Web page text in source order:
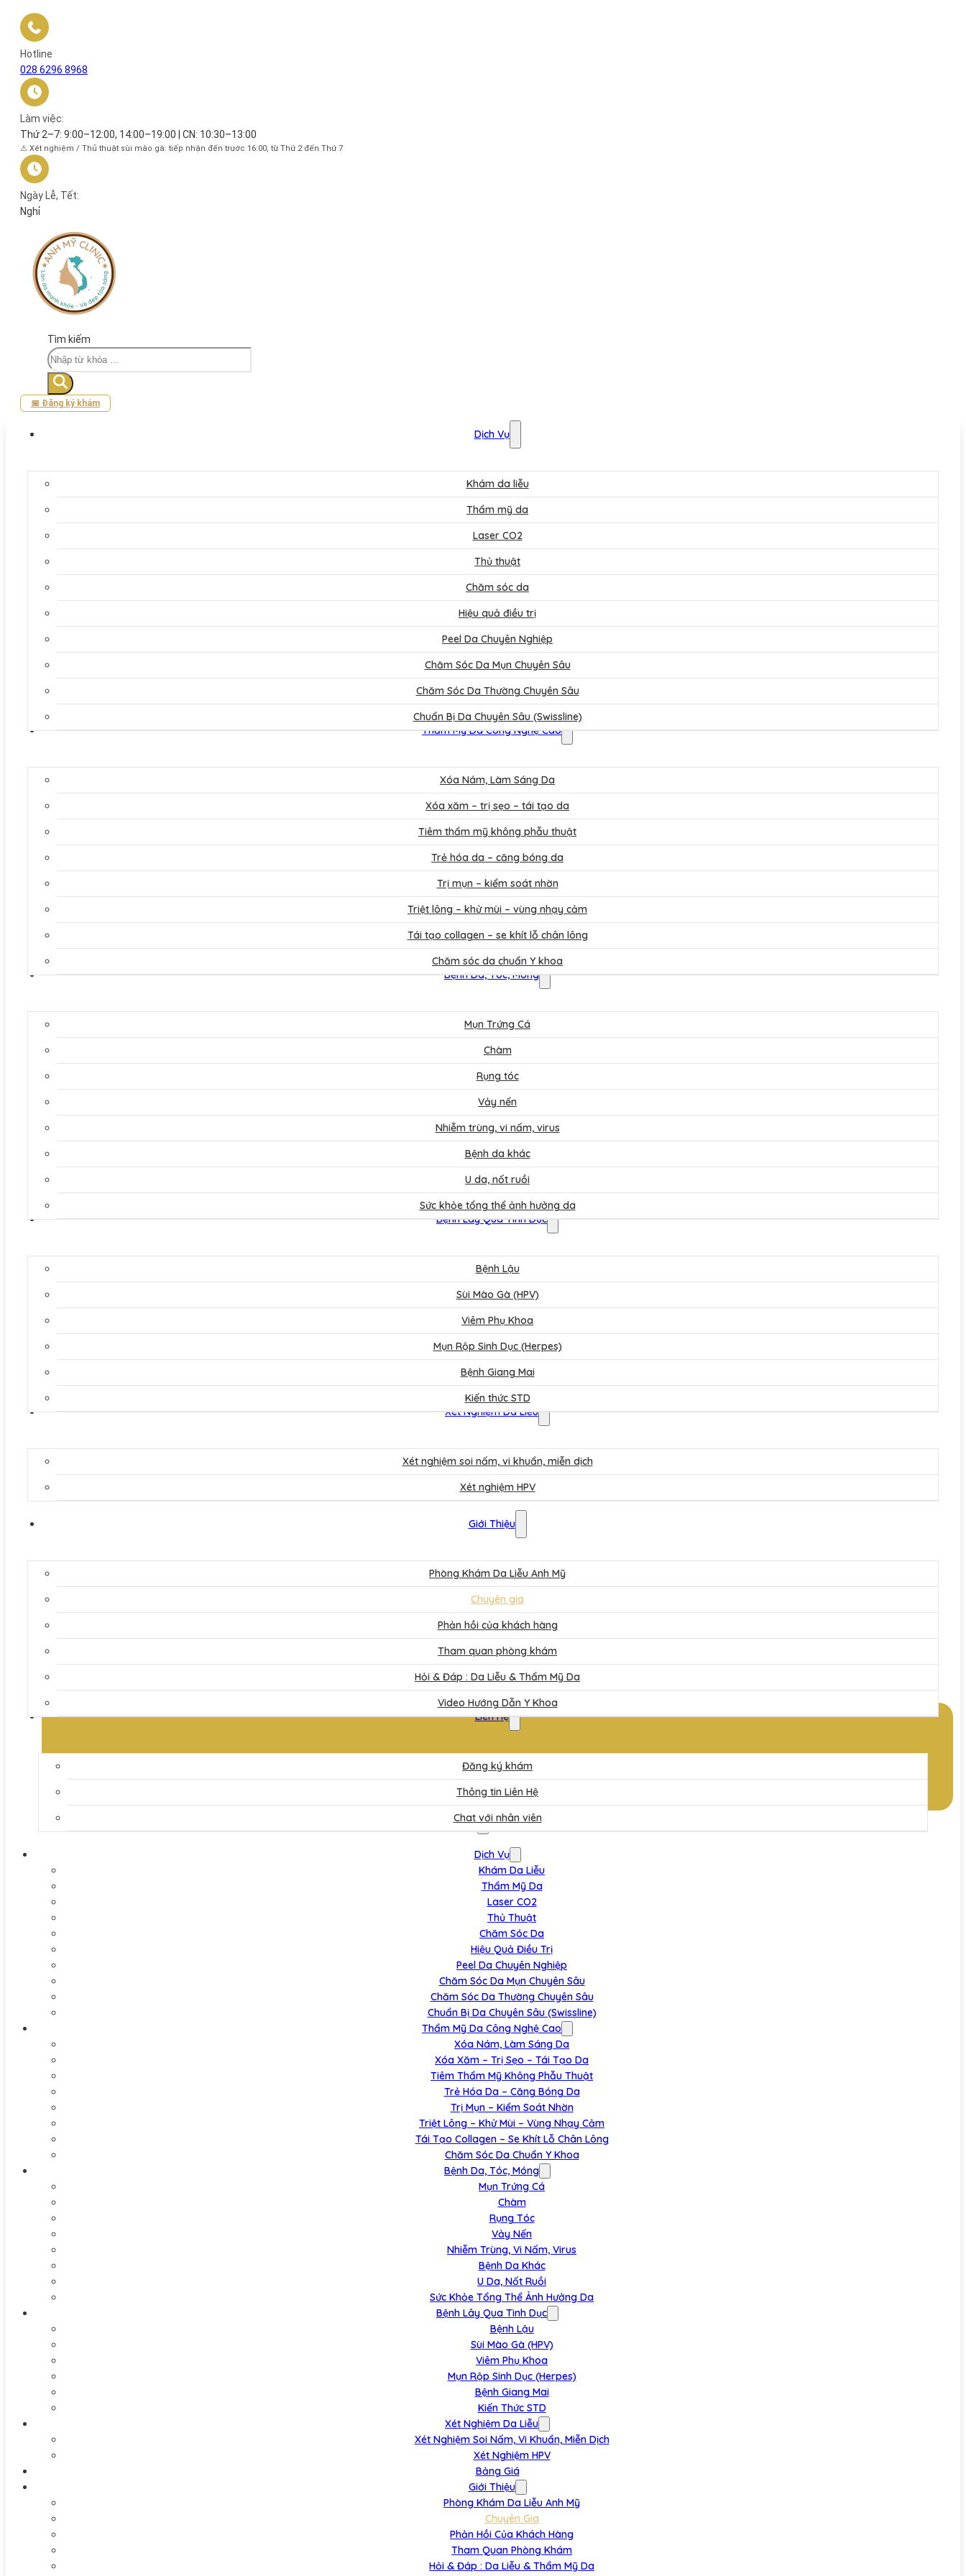
Hotline
028 6296 8968
Làm việc:
Thứ 2–7: 9:00–12:00, 14:00–19:00 | CN: 10:30–13:00
⚠ Xét nghiệm / Thủ thuật sùi mào gà: tiếp nhận đến trước 16:00, từ Thứ 2 đến Thứ 7
Ngày Lễ, Tết:
Nghỉ
Tìm kiếm
📅 Đăng ký khám
Dịch Vụ
Khám da liễu
Thẩm mỹ da
Laser CO2
Thủ thuật
Chăm sóc da
Hiệu quả điều trị
Peel Da Chuyên Nghiệp
Chăm Sóc Da Mụn Chuyên Sâu
Chăm Sóc Da Thường Chuyên Sâu
Chuẩn Bị Da Chuyên Sâu (Swissline)
Thẩm Mỹ Da Công Nghệ Cao
Xóa Nám, Làm Sáng Da
Xóa xăm – trị sẹo – tái tạo da
Tiêm thẩm mỹ không phẫu thuật
Trẻ hóa da – căng bóng da
Trị mụn – kiểm soát nhờn
Triệt lông – khử mùi – vùng nhạy cảm
Tái tạo collagen – se khít lỗ chân lông
Chăm sóc da chuẩn Y khoa
Bệnh Da, Tóc, Móng
Mụn Trứng Cá
Chàm
Rụng tóc
Vảy nến
Nhiễm trùng, vi nấm, virus
Bệnh da khác
U da, nốt ruồi
Sức khỏe tổng thể ảnh hưởng da
Bệnh Lây Qua Tình Dục
Bệnh Lậu
Sùi Mào Gà (HPV)
Viêm Phụ Khoa
Mụn Rộp Sinh Dục (Herpes)
Bệnh Giang Mai
Kiến thức STD
Xét Nghiệm Da Liễu
Xét nghiệm soi nấm, vi khuẩn, miễn dịch
Xét nghiệm HPV
Bảng Giá
Giới Thiệu
Phòng Khám Da Liễu Anh Mỹ
Chuyên gia
Phản hồi của khách hàng
Tham quan phòng khám
Hỏi & Đáp : Da Liễu & Thẩm Mỹ Da
Video Hướng Dẫn Y Khoa
Liên Hệ
Đăng ký khám
Thông tin Liên Hệ
Chat với nhân viên
Dịch Vụ
Khám Da Liễu
Thẩm Mỹ Da
Laser CO2
Thủ Thuật
Chăm Sóc Da
Hiệu Quả Điều Trị
Peel Da Chuyên Nghiệp
Chăm Sóc Da Mụn Chuyên Sâu
Chăm Sóc Da Thường Chuyên Sâu
Chuẩn Bị Da Chuyên Sâu (Swissline)
Thẩm Mỹ Da Công Nghệ Cao
Xóa Nám, Làm Sáng Da
Xóa Xăm – Trị Sẹo – Tái Tạo Da
Tiêm Thẩm Mỹ Không Phẫu Thuật
Trẻ Hóa Da – Căng Bóng Da
Trị Mụn – Kiểm Soát Nhờn
Triệt Lông – Khử Mùi – Vùng Nhạy Cảm
Tái Tạo Collagen – Se Khít Lỗ Chân Lông
Chăm Sóc Da Chuẩn Y Khoa
Bệnh Da, Tóc, Móng
Mụn Trứng Cá
Chàm
Rụng Tóc
Vảy Nến
Nhiễm Trùng, Vi Nấm, Virus
Bệnh Da Khác
U Da, Nốt Ruồi
Sức Khỏe Tổng Thể Ảnh Hưởng Da
Bệnh Lây Qua Tình Dục
Bệnh Lậu
Sùi Mào Gà (HPV)
Viêm Phụ Khoa
Mụn Rộp Sinh Dục (Herpes)
Bệnh Giang Mai
Kiến Thức STD
Xét Nghiệm Da Liễu
Xét Nghiệm Soi Nấm, Vi Khuẩn, Miễn Dịch
Xét Nghiệm HPV
Bảng Giá
Giới Thiệu
Phòng Khám Da Liễu Anh Mỹ
Chuyên Gia
Phản Hồi Của Khách Hàng
Tham Quan Phòng Khám
Hỏi & Đáp : Da Liễu & Thẩm Mỹ Da